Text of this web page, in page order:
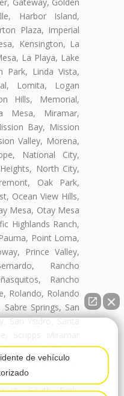
Harbor Island,
Plaza, Imperial
Kensington, La
La Playa, Lake
Park, Linda Vista,
Lomita, Logan
Hills, Memorial,
Mesa, Miramar,
Bay, Mission
Valley, Morena,
National City,
North City,
Oak Park,
Ocean View Hills,
Mesa, Otay Mesa
Highlands Ranch,
Point Loma,
Prince Valley,
Rancho
Rancho
Rolando, Rolando
Sabre Springs, San
San Ysidro, Santa
Scripps Miramar
Mesa, Shelltown,
Silver Strand,
Sorrento Mesa,
South Park,
de vehículo